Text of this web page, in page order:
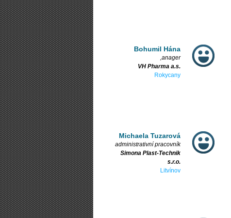
Bohumil Hána
,anager
VH Pharma a.s.
Rokycany
Michaela Tuzarová
administrativní pracovník
Simona Plast-Technik
s.r.o.
Litvínov